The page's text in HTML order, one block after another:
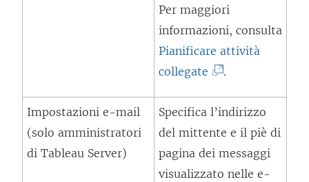
r
a
)
Per maggiori
informazioni, consulta
Pianificare attività
collegate
l
c
o
l
.
Impostazioni e-mail
(solo amministratori
di Tableau Server)
Specifica l’indirizzo
del mittente e il piè di
pagina dei messaggi
visualizzato nelle e-